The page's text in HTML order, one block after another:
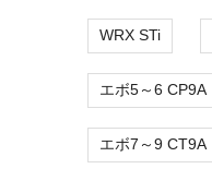
WRX STi
エボ5～6 CP9A
エボ7～9 CT9A